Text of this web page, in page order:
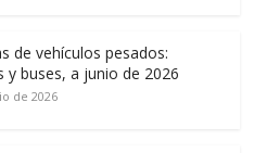
de vehículos pesados:
y buses, a junio de 2026
de 2026